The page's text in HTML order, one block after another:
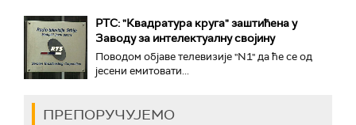
РТС: "Квадратура круга" заштићена у
Заводу за интелектуалну својину
Поводом објаве телевизије "N1" да ће се од
јесени емитовати...
ПРЕПОРУЧУЈЕМО